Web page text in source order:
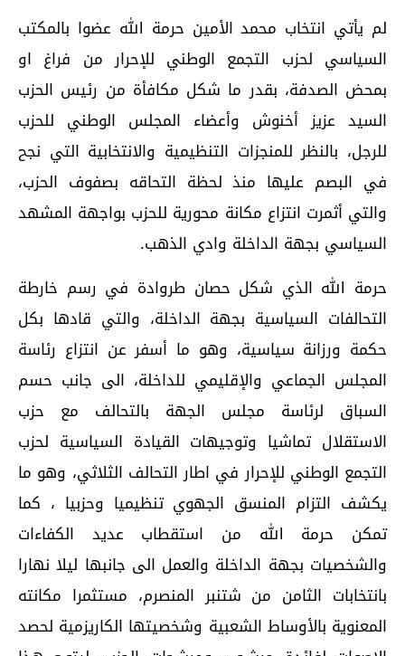
لم يأتي انتخاب محمد الأمين حرمة الله عضوا بالمكتب
السياسي لحزب التجمع الوطني للإحرار من فراغ او
بمحض الصدفة، بقدر ما شكل مكافأة من رئيس الحزب
السيد عزيز أخنوش وأعضاء المجلس الوطني للحزب
للرجل، بالنظر للمنجزات التنظيمية والانتخابية التي نجح
في البصم عليها منذ لحظة التحاقه بصفوف الحزب،
والتي أثمرت انتزاع مكانة محورية للحزب بواجهة المشهد
السياسي بجهة الداخلة وادي الذهب.
حرمة الله الذي شكل حصان طروادة في رسم خارطة
التحالفات السياسية بجهة الداخلة، والتي قادها بكل
حكمة ورزانة سياسية، وهو ما أسفر عن انتزاع رئاسة
المجلس الجماعي والإقليمي للداخلة، الى جانب حسم
السباق لرئاسة مجلس الجهة بالتحالف مع حزب
الاستقلال تماشيا وتوجيهات القيادة السياسية لحزب
التجمع الوطني للإحرار في اطار التحالف الثلاثي، وهو ما
يكشف التزام المنسق الجهوي تنظيميا وحزبيا ، كما
تمكن حرمة الله من استقطاب عديد الكفاءات
والشخصيات بجهة الداخلة والعمل الى جانبها ليلا نهارا
بانتخابات الثامن من شتنبر المنصرم، مستثمرا مكانته
المعنوية بالأوساط الشعبية وشخصيتها الكاريزمية لحصد